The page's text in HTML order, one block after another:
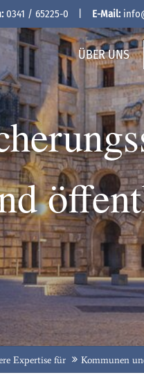
0341 / 65225-0 E-Mail:
ÜBER UNS
Expertise für Kommunen